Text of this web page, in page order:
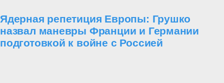
Ядерная репетиция Европы: Грушко
назвал маневры Франции и Германии
подготовкой к войне с Россией